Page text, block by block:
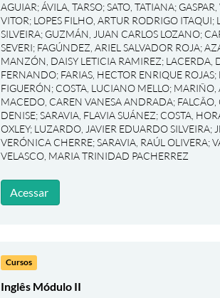
AGUIAR;ÁVILA, TARSO;SATO, TATIANA;
VITOR; LOPES FILHO, ARTUR RODRIGO ITAQUI;
SILVEIRA; GUZMÁN, JUAN CARLOS LOZANO;
SEVERI; FAGÚNDEZ, ARIEL SALVADOR ROJA;
MANZÓN, DAISY LETICIA RAMIREZ; LACERDA,
FERNANDO; FARIAS, HECTOR ENRIQUE ROJAS;
FIGUERÓN; COSTA, LUCIANO MELLO; MARIÑO,
MACEDO, CAREN VANESA ANDRADA; FALCÃO,
DENISE;SARAVIA, FLAVIA SUÁNEZ; COSTA,
OXLEY; LUZARDO, JAVIER EDUARDO SILVEIRA;
VERÓNICA CHERRE;SARAVIA, RAÚL OLIVERA;
VELASCO, MARIA TRINIDAD PACHERREZ
Acessar
Cursos
Inglês Módulo II